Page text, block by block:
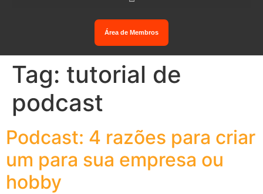
Área de Membros
Tag: tutorial de
podcast
Podcast: 4 razões para criar
um para sua empresa ou
hobby